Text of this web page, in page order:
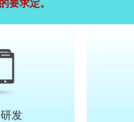
要求定。
发